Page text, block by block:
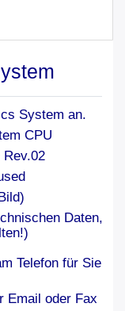
System an.
CPU
Rev.02
Daten,
Telefon für Sie
Email oder Fax